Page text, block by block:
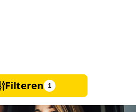
Filteren 1